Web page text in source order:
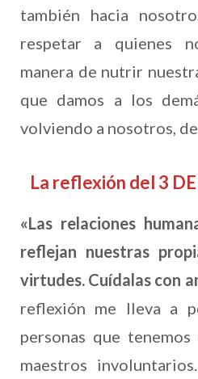
también hacia
respetar a quienes
manera de nutrir
que damos a los
volviendo a nosotros,
La reflexión del 3
«Las relaciones
reflejan nuestras
virtudes. Cuídalas con
reflexión me lleva a
personas que
maestros